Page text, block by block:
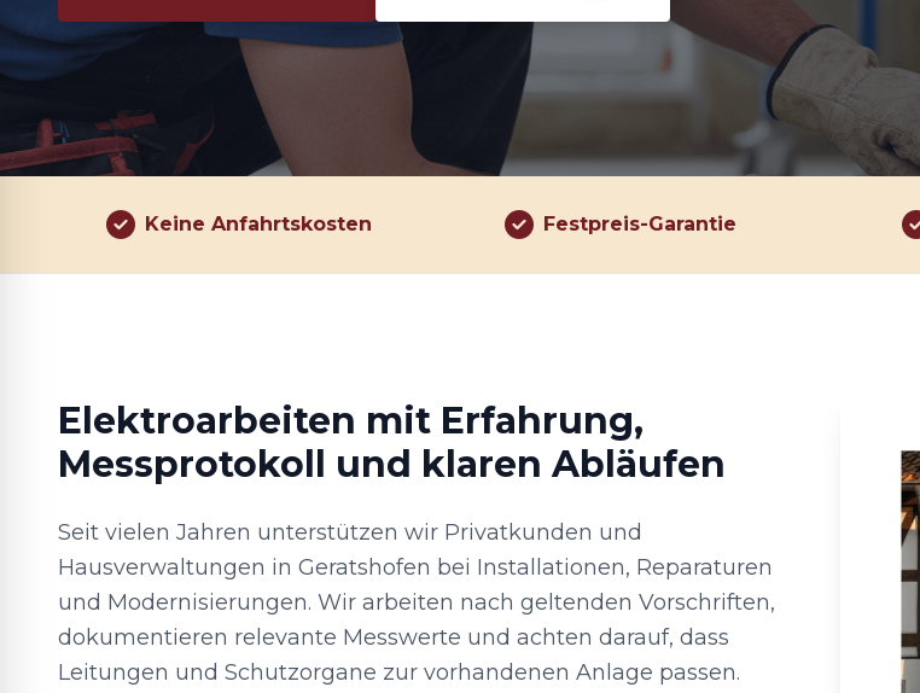
Keine Anfahrtskosten Festpreis-Garantie
Elektroarbeiten mit Erfahrung,
Messprotokoll und klaren Abläufen
Seit vielen Jahren unterstützen wir Privatkunden und
Hausverwaltungen in Geratshofen bei Installationen, Reparaturen
und Modernisierungen. Wir arbeiten nach geltenden Vorschriften,
dokumentieren relevante Messwerte und achten darauf, dass
Leitungen und Schutzorgane zur vorhandenen Anlage passen.